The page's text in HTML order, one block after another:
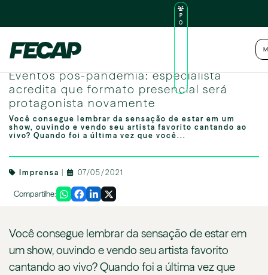
P
O
U
N
O
Eventos pós-pandemia: especialista
acredita que formato presencial será
protagonista novamente
Você consegue lembrar da sensação de estar em um
show, ouvindo e vendo seu artista favorito cantando ao
vivo? Quando foi a última vez que você...
Imprensa 07/05/2021
Compartilhe:
Você consegue lembrar da sensação de estar em
um show, ouvindo e vendo seu artista favorito
cantando ao vivo? Quando foi a última vez que